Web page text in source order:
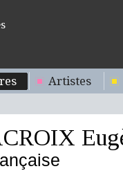
Artistes